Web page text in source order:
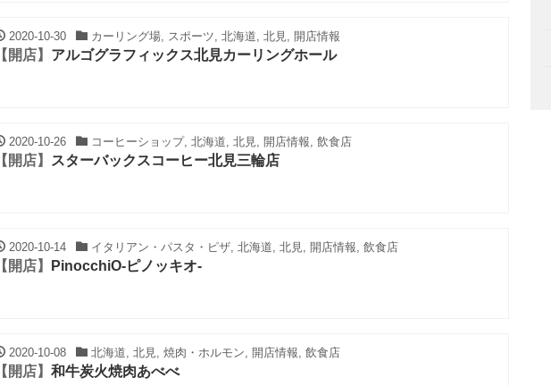
2020-10-30 カーリング場, スポーツ, 北海道, 北見, 開店情報
【開店】 アルゴグラフィックス北見カーリングホール
2020-10-26 コーヒーショップ, 北海道, 北見, 開店情報, 飲食店
【開店】 スターバックスコーヒー北見三輪店
2020-10-14 イタリアン・パスタ・ピザ, 北海道, 北見, 開店情報, 飲食店
【開店】 PinocchiO-ピノッキオ‐
2020-10-08 北海道, 北見, 焼肉・ホルモン, 開店情報, 飲食店
【開店】 和牛炭火焼肉あべべ